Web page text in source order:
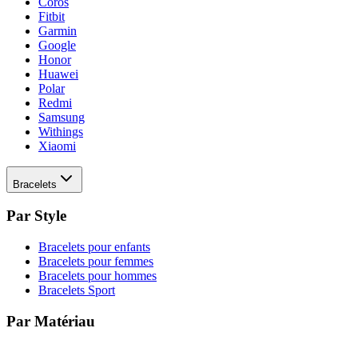
Fitbit
Garmin
Google
Honor
Huawei
Polar
Redmi
Samsung
Withings
Xiaomi
Bracelets
Par Style
Bracelets pour enfants
Bracelets pour femmes
Bracelets pour hommes
Bracelets Sport
Par Matériau